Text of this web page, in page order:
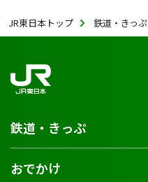
JR東日本トップ 鉄道・きっぷ
鉄道・きっぷ
おでかけ